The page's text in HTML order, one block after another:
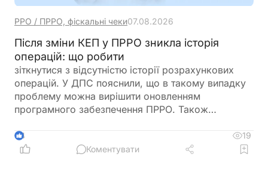
РРО / ПРРО, фіскальні чеки07.08.2026
Після зміни КЕП у ПРРО зникла історія
операцій: що робити
зіткнутися з відсутністю історії розрахункових
операцій. У ДПС пояснили, що в такому випадку
проблему можна вирішити оновленням
програмного забезпечення ПРРО. Також
повідомлення за формою J/F1391802 із даними
нового сертифіката відкритого ключа
4
19
Коментувати